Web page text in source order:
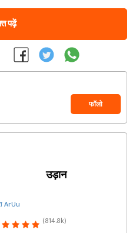
पढ़ें
फॉलो
उड़ान
ArUu
(814.8k)